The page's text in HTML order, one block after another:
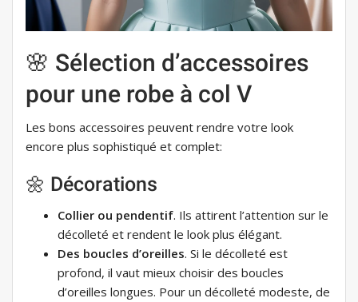
🌸 Sélection d’accessoires
pour une robe à col V
Les bons accessoires peuvent rendre votre look
encore plus sophistiqué et complet:
🌼 Décorations
Collier ou pendentif. Ils attirent l’attention sur le
décolleté et rendent le look plus élégant.
Des boucles d’oreilles. Si le décolleté est
profond, il vaut mieux choisir des boucles
d’oreilles longues. Pour un décolleté modeste, de